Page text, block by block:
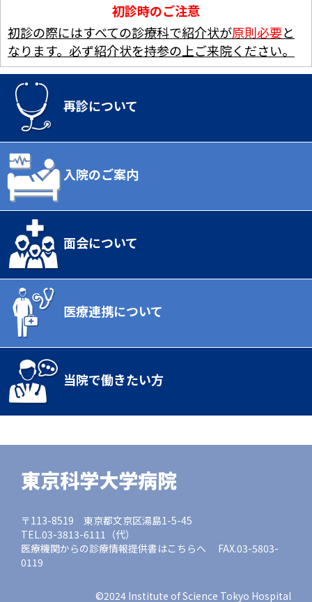
初診時のご注意
初診の際にはすべての診療科で紹介状が原則必要と
なります。必ず紹介状を持参の上ご来院ください。
再診について
入院のご案内
面会について
医療連携について
当院で働きたい方
東京科学大学病院
〒113-8519 東京都文京区湯島1-5-45
TEL.03-3813-6111（代）
医療機関からの診療情報提供書はこちらへ FAX.03-5803-
0119
©2024 Institute of Science Tokyo Hospital